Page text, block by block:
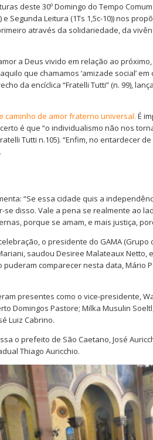
deste 30º Domingo do Tempo Comum
e Segunda Leitura (1Ts 1,5c-10)) nos
através da solidariedade, da
a Deus vivido em relação ao
que chamamos ‘amizade social’ em
da encíclica “Fratelli Tutti” (n. 99),
caminho de amor fraterno universal. É
é que “o individualismo não nos
Tutti n.105). “Enfim, no entardecer
“Se essa cidade quis a
se disso. Vale a pena se realmente ao
porque se amam, e mais justiça,
o presidente do GAMA (Grupo
saudou Desiree Malateaux Netto,
comparecer nesta data, Mário
presentes como o vice-presidente,
Domingos Pastore; Milka Musulin
Luiz Cabrino.
o prefeito de São Caetano, José
Thiago Auricchio.